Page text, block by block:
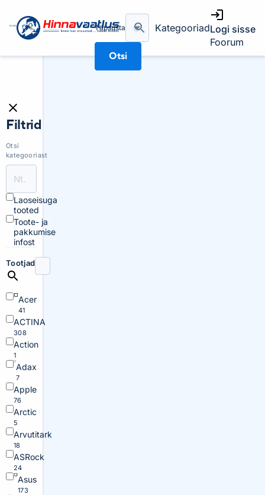
Täpsusta
Otsi
KategooriadLogi sisse
Foorum
Filtrid
Otsi
kategooriast
Laoseisuga
tooted
Toote- ja
pakkumise
infost
Tootjad
Acer
41
ACTINA
308
Action
1
Adax
7
Apple
76
Arctic
5
Arvutitark
18
ASRock
24
Asus
173